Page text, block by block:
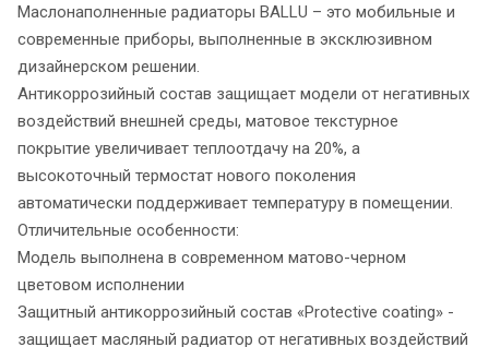
Маслонаполненные радиаторы BALLU – это мобильные и
современные приборы, выполненные в эксклюзивном
дизайнерском решении.
Антикоррозийный состав защищает модели от негативных
воздействий внешней среды, матовое текстурное
покрытие увеличивает теплоотдачу на 20%, а
высокоточный термостат нового поколения
автоматически поддерживает температуру в помещении.
Отличительные особенности:
Модель выполнена в современном матово-черном
цветовом исполнении
Защитный антикоррозийный состав «Protective coating» -
защищает масляный радиатор от негативных воздействий